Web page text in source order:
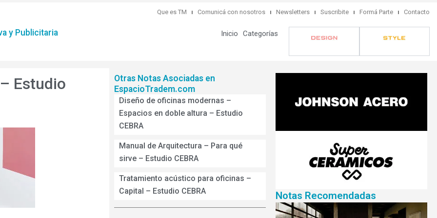
Que es TM Comunicá con nosotros Newsletters Suscribite Formá Parte Contacto
y Publicitaria Inicio Categorías
Estudio
Otras Notas Asociadas en
EspacioTradem.com
Diseño de oficinas modernas –
Espacios en doble altura – Estudio
CEBRA
Manual de Arquitectura – Para qué
sirve – Estudio CEBRA
Tratamiento acústico para oficinas –
Capital – Estudio CEBRA
Notas Recomendadas